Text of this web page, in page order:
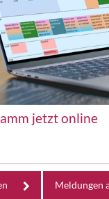
jetzt online
Meldungen